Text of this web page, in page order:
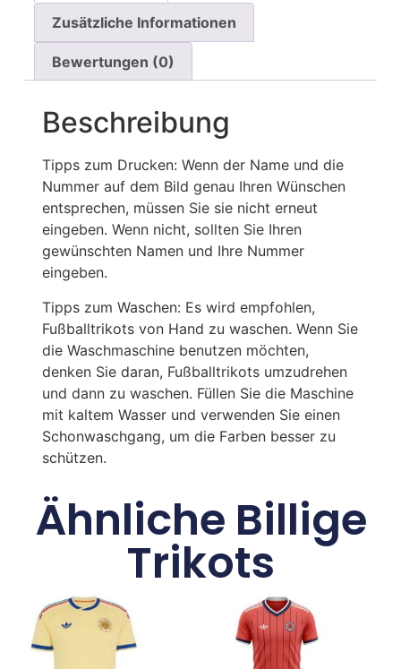
Zusätzliche Informationen
Bewertungen (0)
Beschreibung
Tipps zum Drucken: Wenn der Name und die
Nummer auf dem Bild genau Ihren Wünschen
entsprechen, müssen Sie sie nicht erneut
eingeben. Wenn nicht, sollten Sie Ihren
gewünschten Namen und Ihre Nummer
eingeben.
Tipps zum Waschen: Es wird empfohlen,
Fußballtrikots von Hand zu waschen. Wenn Sie
die Waschmaschine benutzen möchten,
denken Sie daran, Fußballtrikots umzudrehen
und dann zu waschen. Füllen Sie die Maschine
mit kaltem Wasser und verwenden Sie einen
Schonwaschgang, um die Farben besser zu
schützen.
Ähnliche Billige
Trikots